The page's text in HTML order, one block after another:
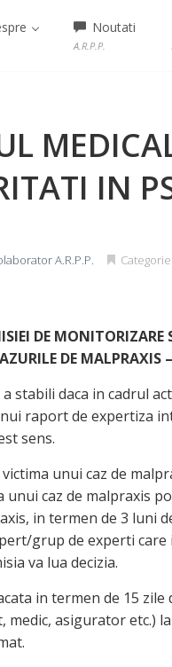
Noutati
A.R.P.P.
IN
A.R.P.P. Categorie
DE MONITORIZARE
DE MALPRAXIS
stabili daca in cadrul
raport de expertiza
sens.
unui caz de
caz de malpraxis
in termen de 3 luni
grup de experti
va lua decizia.
in termen de 15 zile
medic, asigurator etc.)